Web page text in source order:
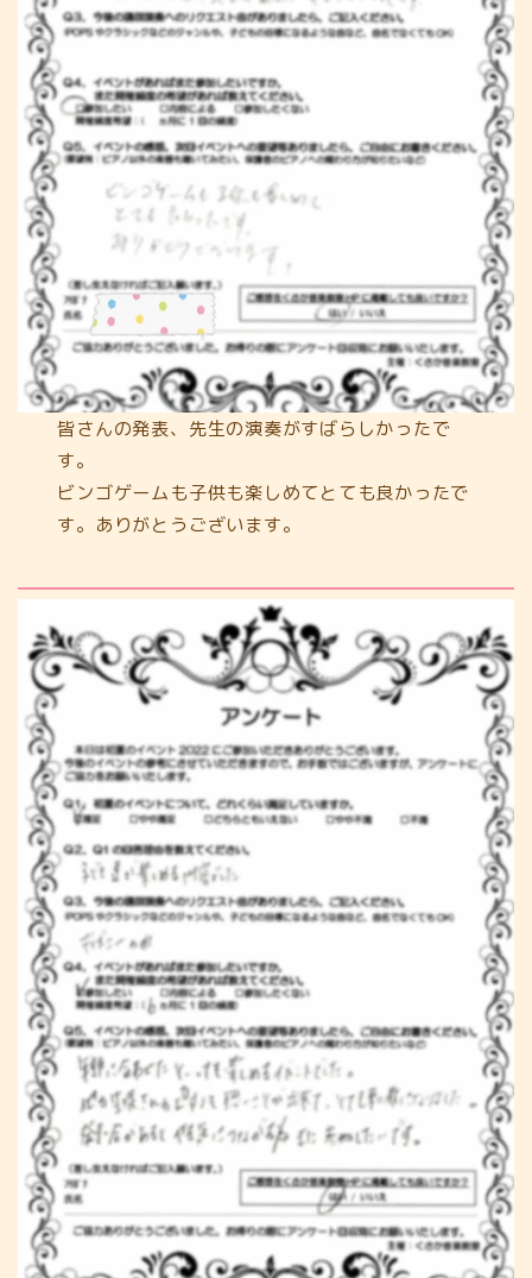
皆さんの発表、先生の演奏がすばらしかったで
す。
ビンゴゲームも子供も楽しめてとても良かったで
す。ありがとうございます。